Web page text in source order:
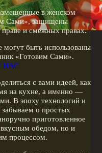
в женском
Сами», защищены
праве и смежных правах.
могут быть использованы
«Готовим Сами».
НАС
с вами идеей, как
на кухне, а именно —
В эпоху технологий и
о простых
приготовленное
обедом, но и
процессом.